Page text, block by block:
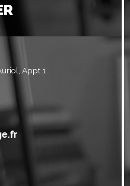
Appt 1